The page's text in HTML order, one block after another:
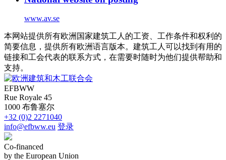
www.av.se
本网站提供所有欧洲国家建筑工人的工资、工作条件和权利的
简要信息，提供所有欧洲语言版本。建筑工人可以找到有用的
链接和工会代表的联系方式，在需要时随时为他们提供帮助和
支持。
EFBWW
Rue Royale 45
1000 布鲁塞尔
+32 (0)2 2271040
info@efbww.eu 登录
Co-financed
by the European Union